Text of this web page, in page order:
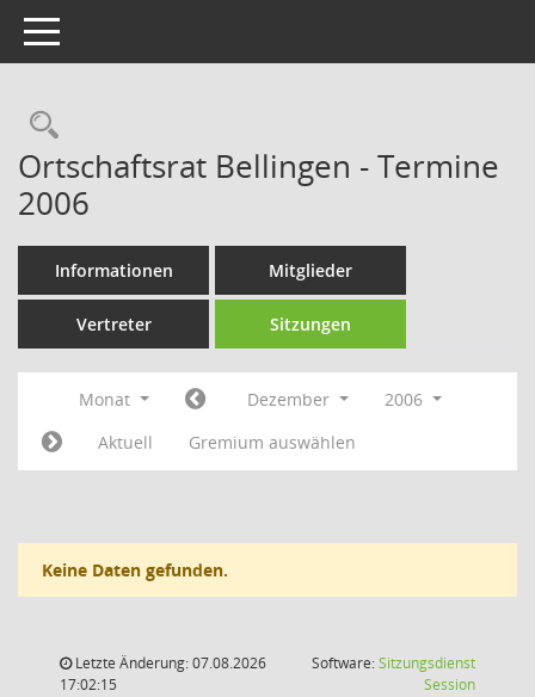
Toggle navigation
Rechercheauswahl
Ortschaftsrat Bellingen - Termine
2006
Informationen Mitglieder
Vertreter Sitzungen
Monat Dezember
2006
Aktuell
Gremium auswählen
Keine Daten gefunden.
Letzte Änderung: 07.08.2026
17:02:15
Software:Sitzungsdienst
Session(Wird in